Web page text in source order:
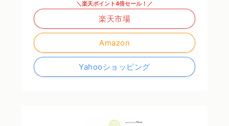
Amazon
＼楽天ポイント4倍セール！／
楽天市場
Yahooショッピング